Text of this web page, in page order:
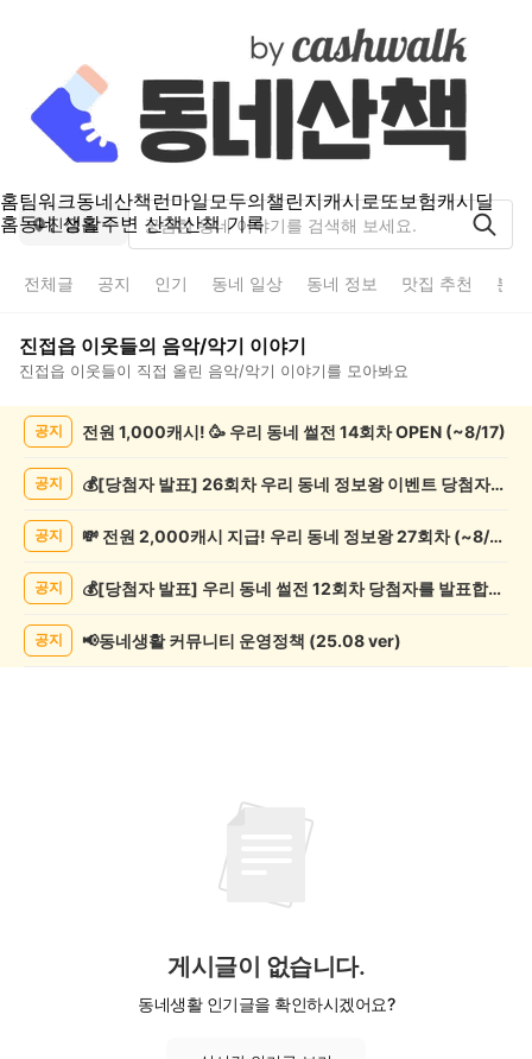
홈팀워크동네산책런마일모두의챌린지캐시로또보험캐시딜
홈동네 생활주변 산책산책 기록
진접읍
전체글 공지 인기 동네 일상 동네 정보 맛집 추천 분
진접읍 이웃들의 음악/악기 이야기
진접읍 이웃들이 직접 올린 음악/악기 이야기를 모아봐요
록
공지 전원 1,000캐시! 🥳 우리 동네 썰전 14회차 OPEN (~8/17)
공지 💰[당첨자 발표] 26회차 우리 동네 정보왕 이벤트 당첨자를 발표합니다!
공지 💸 전원 2,000캐시 지급! 우리 동네 정보왕 27회차 (~8/10)
공지 💰[당첨자 발표] 우리 동네 썰전 12회차 당첨자를 발표합니다!
공지 📢동네생활 커뮤니티 운영정책 (25.08 ver)
게시글이 없습니다.
동네생활 인기글을 확인하시겠어요?